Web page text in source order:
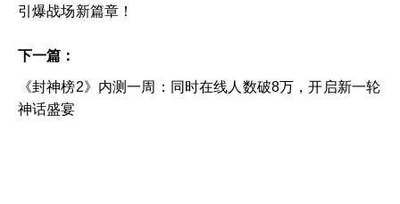
引爆战场新篇章！
下一篇：
《封神榜2》内测一周：同时在线人数破8万，开启新一轮
神话盛宴